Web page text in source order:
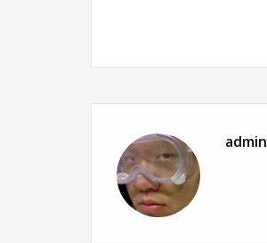
admin